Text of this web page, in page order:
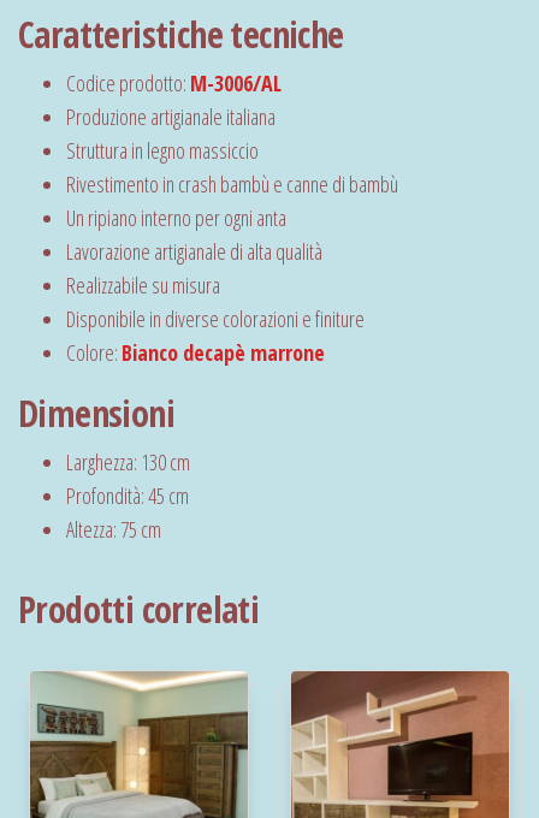
Caratteristiche tecniche
Codice prodotto: M-3006/AL
Produzione artigianale italiana
Struttura in legno massiccio
Rivestimento in crash bambù e canne di bambù
Un ripiano interno per ogni anta
Lavorazione artigianale di alta qualità
Realizzabile su misura
Disponibile in diverse colorazioni e finiture
Colore: Bianco decapè marrone
Dimensioni
Larghezza: 130 cm
Profondità: 45 cm
Altezza: 75 cm
Prodotti correlati